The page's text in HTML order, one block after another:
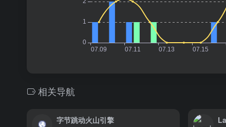
相关导航
字节跳动火山引擎